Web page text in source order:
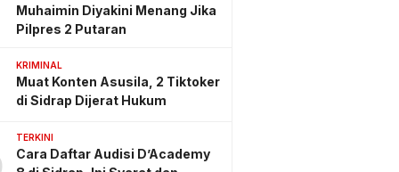
Muhaimin Diyakini Menang Jika
Pilpres 2 Putaran
KRIMINAL
Muat Konten Asusila, 2 Tiktoker
di Sidrap Dijerat Hukum
TERKINI
Cara Daftar Audisi D’Academy